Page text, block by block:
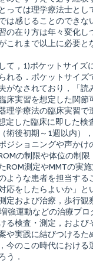
っては理学療法士と
は感じることのでき
の在り方は年々変化
これまで以上に必要
て，1)ポケットサイズ
れる．ポケットサイ
がなされており，「
床実習を想定した関
理学療法の臨床実習
定した臨床に即した検
術後初期～1週以内）
ジショニングや声か
の制限や体位の制
ROM測定やMMTの実
ような患者を担当す
応をしたらよいか」
定および治療，歩行観
強運動などの治療プ
る検査・測定，およ
や実践に結びつける
今のこの時代におけ
う．